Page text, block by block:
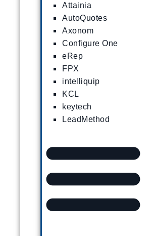
Attainia
AutoQuotes
Axonom
Configure One
eRep
FPX
intelliquip
KCL
keytech
LeadMethod